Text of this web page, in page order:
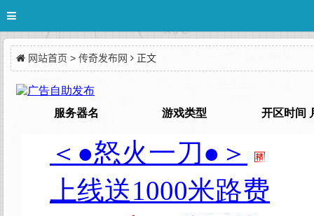
网站首页 > 传奇发布网 正文